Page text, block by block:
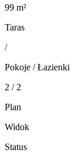
99 m²
Taras
/
Pokoje / Łazienki
2 / 2
Plan
Widok
Status